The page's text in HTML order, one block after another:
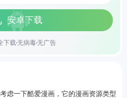
安卓下载
下载无病毒无广告
虑一下酷爱漫画，它的漫画资源类型